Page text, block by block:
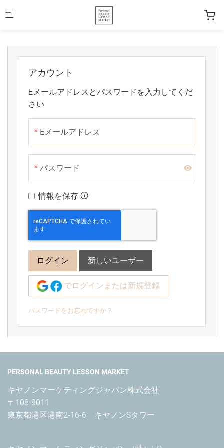
アカウント
Eメールアドレスとパスワードを入力してくだ
さい
Eメールアドレス
パスワード
情報を保存
ログイン 新しいユーザー
でログインまたは新規登録
パスワードをお忘れですか？
PERSONAL BEAUTY LESSON MARKET
キヤノンマーケティングジャパン株式会社
〒108-8011
東京都港区港南2-16-6　キヤノンSタワー